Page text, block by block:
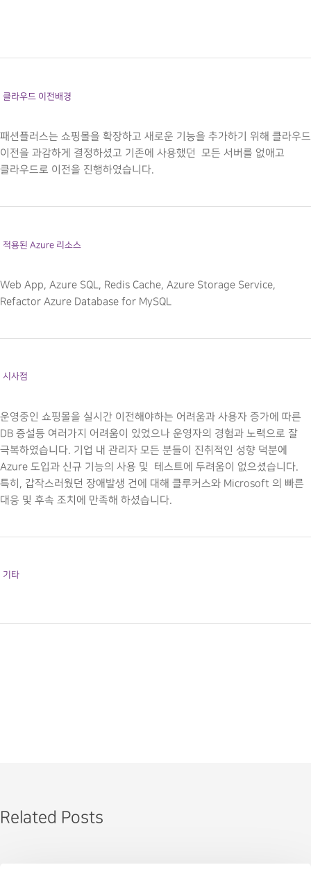
클라우드 이전배경
패션플러스는 쇼핑몰을 확장하고 새로운 기능을 추가하기 위해 클라우드
이전을 과감하게 결정하셨고 기존에 사용했던 모든 서버를 없애고
클라우드로 이전을 진행하였습니다.
적용된 Azure 리소스
Web App, Azure SQL, Redis Cache, Azure Storage Service,
Refactor Azure Database for MySQL
시사점
운영중인 쇼핑몰을 실시간 이전해야하는 어려움과 사용자 증가에 따른
DB 증설등 여러가지 어려움이 있었으나 운영자의 경험과 노력으로 잘
극복하였습니다. 기업 내 관리자 모든 분들이 진취적인 성향 덕분에
Azure 도입과 신규 기능의 사용 및 테스트에 두려움이 없으셨습니다.
특히, 갑작스러웠던 장애발생 건에 대해 클루커스와 Microsoft 의 빠른
대응 및 후속 조치에 만족해 하셨습니다.
기타
Related Posts